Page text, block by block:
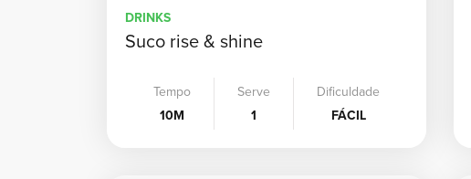
DRINKS
Suco rise & shine
Tempo
10M
Serve
1
Dificuldade
FÁCIL